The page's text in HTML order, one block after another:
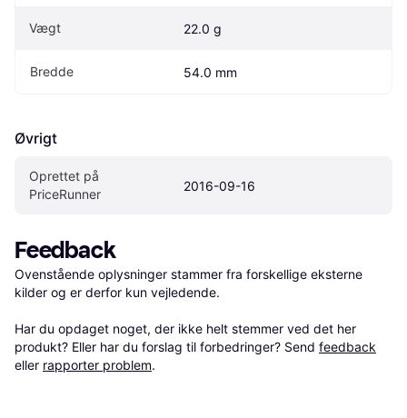
Vægt 22.0 g
Bredde 54.0 mm
Øvrigt
Oprettet på
PriceRunner
2016-09-16
Feedback
Ovenstående oplysninger stammer fra forskellige eksterne
kilder og er derfor kun vejledende.
Har du opdaget noget, der ikke helt stemmer ved det her
produkt? Eller har du forslag til forbedringer? Send feedback
eller rapporter problem.